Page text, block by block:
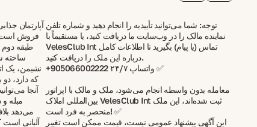
آپارتمان
ساخته
نشیمن، یک
آنجا
مبله
می‌دهد
آلبانی
توجه: شما می‌توانید تأییدیه را انجام دهید و شماره تلفن
نماینده مالک را در وب‌سایت ما دریافت کنید، یا مستقیماً با
VelesClub Int تماس (یا پیام) بگیرید تا اطلاعات کامل
درباره این ملک را دریافت کنید.
+905066002222 واتساپ ۲۴/۷ ✅
معامله بدون واسطه انجام می‌شود، ملک و مالک با اپراتور
بین‌المللی املاک VelesClub Int ثبت شده‌اند، این ملک
منحصر به فرد است! ✅
این آگهی پیشنهاد عمومی نیست، قیمت ممکن است تغییر